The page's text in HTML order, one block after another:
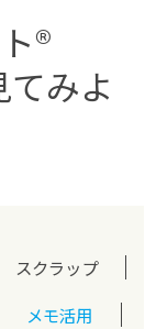
®
みよ
スクラップ
メモ活用